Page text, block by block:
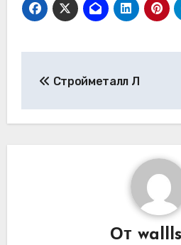
записям
Стройметалл Л
От